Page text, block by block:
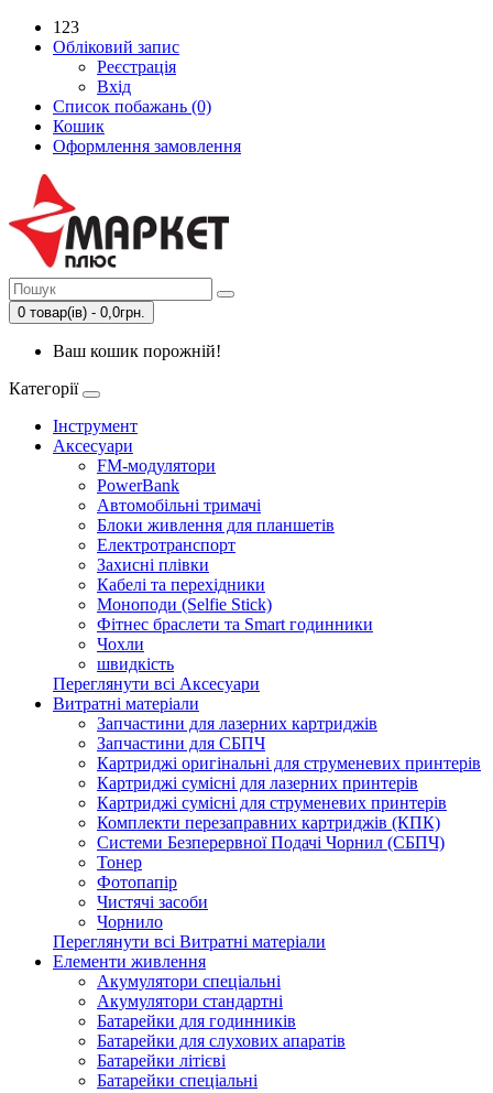
123
Обліковий запис
Реєстрація
Вхід
Список побажань (0)
Кошик
Оформлення замовлення
0 товар(ів) - 0,0грн.
Ваш кошик порожній!
Категорії
Інструмент
Аксесуари
FM-модулятори
PowerBank
Автомобільні тримачі
Блоки живлення для планшетів
Електротранспорт
Захисні плівки
Кабелі та перехідники
Моноподи (Selfie Stick)
Фітнес браслети та Smart годинники
Чохли
швидкість
Переглянути всі Аксесуари
Витратні матеріали
Запчастини для лазерних картриджів
Запчастини для СБПЧ
Картриджі оригінальні для струменевих принтерів
Картриджі сумісні для лазерних принтерів
Картриджі сумісні для струменевих принтерів
Комплекти перезаправних картриджів (КПК)
Системи Безперервної Подачі Чорнил (СБПЧ)
Тонер
Фотопапір
Чистячі засоби
Чорнило
Переглянути всі Витратні матеріали
Елементи живлення
Акумулятори спеціальні
Акумулятори стандартні
Батарейки для годинників
Батарейки для слухових апаратів
Батарейки літієві
Батарейки спеціальні